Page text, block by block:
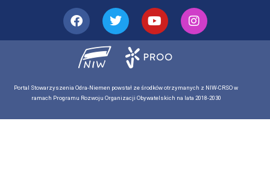
FacebookTwitterYoutubeInstagram
Portal Stowarzyszenia Odra-Niemen powstał ze środków otrzymanych z NIW-CRSO w
ramach Programu Rozwoju Organizacji Obywatelskich na lata 2018-2030